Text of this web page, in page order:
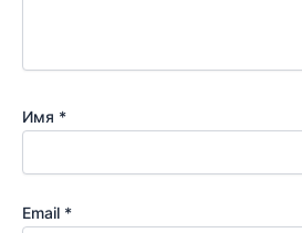
Имя *
Email *